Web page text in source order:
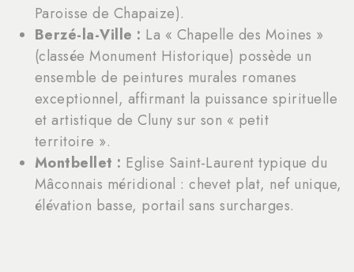
Paroisse de Chapaize).
Berzé-la-Ville : La « Chapelle des Moines »
(classée Monument Historique) possède un
ensemble de peintures murales romanes
exceptionnel, affirmant la puissance spirituelle
et artistique de Cluny sur son « petit
territoire ».
Montbellet : Eglise Saint-Laurent typique du
Mâconnais méridional : chevet plat, nef unique,
élévation basse, portail sans surcharges.